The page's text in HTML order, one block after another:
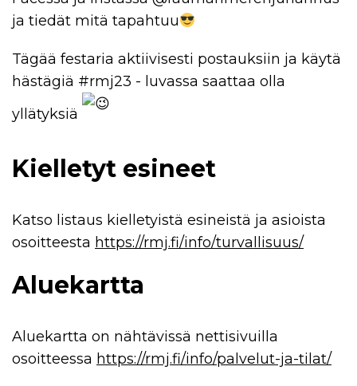
ja tiedät mitä tapahtuu
Tägää festaria aktiivisesti postauksiin ja käytä
hästägiä #rmj23 - luvassa saattaa olla
yllätyksiä
Kielletyt esineet
Katso listaus kielletyistä esineistä ja asioista
osoitteesta https://rmj.fi/info/turvallisuus/
Aluekartta
Aluekartta on nähtävissä nettisivuilla
osoitteessa https://rmj.fi/info/palvelut-ja-tilat/